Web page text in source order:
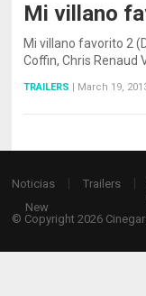
Mi villano
Mi villano favorito 2
Coffin, Chris Renaud
TRAILERS | March 19,
Noticias Trailers
New
© Copyright 2026